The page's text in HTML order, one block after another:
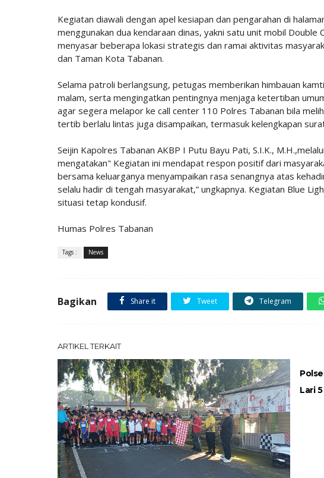
Kegiatan diawali dengan apel kesiapan dan pengarahan di
menggunakan dua kendaraan dinas, yakni satu unit mobil Double
menyasar beberapa lokasi strategis dan ramai aktivitas
dan Taman Kota Tabanan.
Selama patroli berlangsung, petugas memberikan himbauan
malam, serta mengingatkan pentingnya menjaga ketertiban
agar segera melapor ke call center 110 Polres Tabanan bila
tertib berlalu lintas juga disampaikan, termasuk kelengkapan
Seijin Kapolres Tabanan AKBP I Putu Bayu Pati, S.I.K.,
mengatakan" Kegiatan ini mendapat respon positif dari
bersama keluarganya menyampaikan rasa senangnya atas
selalu hadir di tengah masyarakat,” ungkapnya. Kegiatan Blue
situasi tetap kondusif.
Humas Polres Tabanan
Tags : News
Bagikan Share it Tweet Telegram
ARTIKEL TERKAIT
Lari